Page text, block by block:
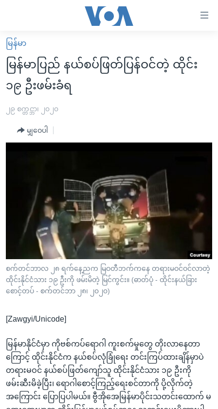
လွယ်ကူ
စေ
Link
များ
အကြောင်းအရာ
သို့
ကျော်
ကြည့်
နေရာ
သို့
ကျော်
မူလစာမျက်နှာ
မြန်မာ
ကမ္ဘာ့သတင်းများ
ရပ်ဝန်းတခု လမ်းတခု အလွန်
မကြေးမုံရဲ့ အင်္ဂလိပ်စာ
ရုပ်ရှင်ထဲက အင်္ဂလိပ်စာ
သုတပဒေသာ အင်္ဂလိပ်စာ
ရေဒီယို
ရေဒီယိုနှင့်ရုပ်သံ အချက်အလက်များ
ရေဒီယို/တီဗွီအစီအစဉ်
Learning English
ဗွီအိုအေ လူမှုကွန်ယက်များ
မြန်မာ
မြန်မာပြည် နယ်စပ်ဖြတ်ပြန်ဝင်တဲ့ ထိုင်း
၁၉ ဦးဖမ်းခံရ
၂၉ စက္တင္ဘာ၊ ၂၀၂၀
မျှဝေပါ
စက်တင်ဘာလ ၂၈ ရက်နေ့ညက မြဝတီဘက်ကနေ တရားမဝင်ဝင်လာတဲ့
ထိုင်းနိုင်ငံသား ၁၉ ဦးကို ဖမ်းမိတဲ့ မြင်ကွင်း။ (ဓာတ်ပုံ - ထိုင်းနယ်ခြား
စောင့်တပ် - စက်တင်ဘာ ၂၈၊ ၂၀၂၀)
[Zawgyi/Unicode]
မြန်မာနိုင်ငံမှာ ကိုဗစ်ကပ်ရောဂါ ကူးစက်မှုတွေ တိုးလာနေတာ
ကြောင့် ထိုင်းနိုင်ငံက နယ်စပ်လုံခြုံရေး တင်းကြပ်ထားချိန်မှာပဲ
တရားမဝင် နယ်စပ်ဖြတ်ကျော်သူ ထိုင်းနိုင်ငံသား ၁၉ ဦးကို
ဖမ်းဆီးမိခဲ့ပြီး၊ ရောဂါစောင့်ကြည့်ရေးစင်တာကို ပို့လိုက်တဲ့
အကြောင်း ပြောပြပါမယ်။ ဗွီအိုအေမြန်မာပိုင်းသတင်းထောက် မ